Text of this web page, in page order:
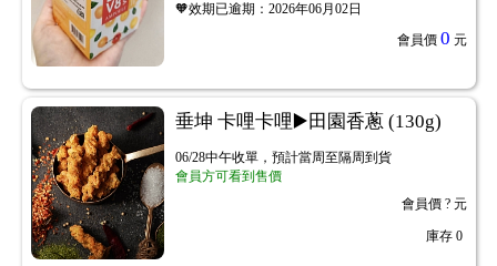
🧡效期已逾期：2026年06月02日
會員價 0 元
垂坤 卡哩卡哩▶️田園香蔥 (130g)
06/28中午收單，預計當周至隔周到貨
會員方可看到售價
會員價? 元
庫存 0